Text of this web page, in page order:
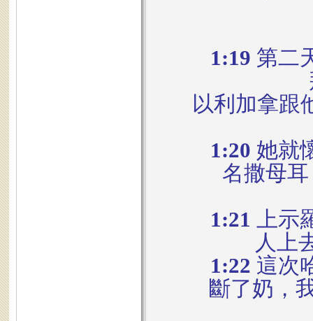
1:19 第二
以利加拿跟
1:20 她就
名撒母
1:21 上示
人上
1:22 這次
斷了奶，